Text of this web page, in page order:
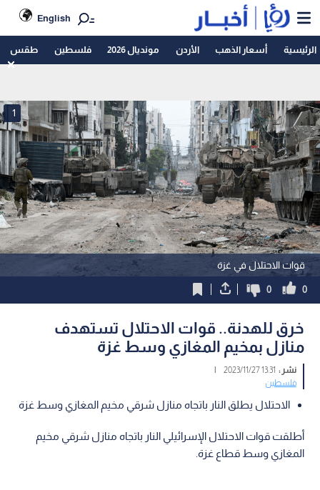
English
الرئيسية أسعار الذهب الأردن مونديال 2026 فلسطين طقس
قوات الاحتلال في غزة
1
0
0
خرق للهدنة.. قوات الاحتلال تستهدف
منازل بمخيم المغازي وسط غزة
نشر : 13:31 2023/11/27
|
فلسطين
الاحتلال يطلق النار باتجاه منازل شرقي مخيم المغازي وسط غزة
أطلقت قوات الاحتلال الإسرائيلي النار باتجاه منازل شرقي مخيم
المغازي وسط قطاع غزة.